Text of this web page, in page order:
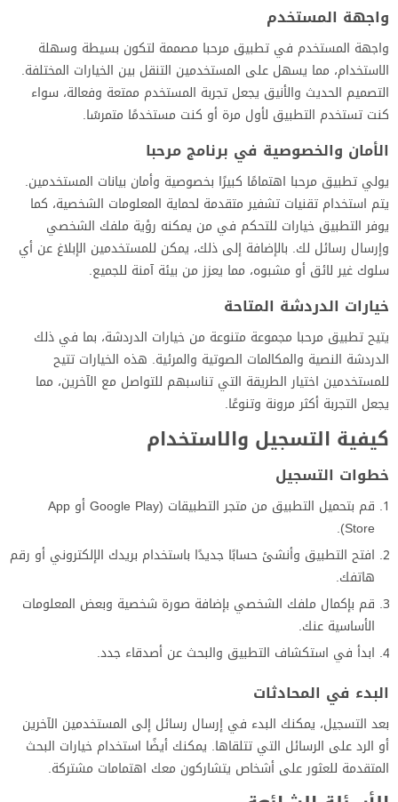
واجهة المستخدم
واجهة المستخدم في تطبيق مرحبا مصممة لتكون بسيطة وسهلة
الاستخدام، مما يسهل على المستخدمين التنقل بين الخيارات المختلفة.
التصميم الحديث والأنيق يجعل تجربة المستخدم ممتعة وفعالة، سواء
كنت تستخدم التطبيق لأول مرة أو كنت مستخدمًا متمرسًا.
الأمان والخصوصية في برنامج مرحبا
يولي تطبيق مرحبا اهتمامًا كبيرًا بخصوصية وأمان بيانات المستخدمين.
يتم استخدام تقنيات تشفير متقدمة لحماية المعلومات الشخصية، كما
يوفر التطبيق خيارات للتحكم في من يمكنه رؤية ملفك الشخصي
وإرسال رسائل لك. بالإضافة إلى ذلك، يمكن للمستخدمين الإبلاغ عن أي
سلوك غير لائق أو مشبوه، مما يعزز من بيئة آمنة للجميع.
خيارات الدردشة المتاحة
يتيح تطبيق مرحبا مجموعة متنوعة من خيارات الدردشة، بما في ذلك
الدردشة النصية والمكالمات الصوتية والمرئية. هذه الخيارات تتيح
للمستخدمين اختيار الطريقة التي تناسبهم للتواصل مع الآخرين، مما
يجعل التجربة أكثر مرونة وتنوعًا.
كيفية التسجيل والاستخدام
خطوات التسجيل
قم بتحميل التطبيق من متجر التطبيقات (Google Play أو App
Store).
افتح التطبيق وأنشئ حسابًا جديدًا باستخدام بريدك الإلكتروني أو رقم
هاتفك.
قم بإكمال ملفك الشخصي بإضافة صورة شخصية وبعض المعلومات
الأساسية عنك.
ابدأ في استكشاف التطبيق والبحث عن أصدقاء جدد.
البدء في المحادثات
بعد التسجيل، يمكنك البدء في إرسال رسائل إلى المستخدمين الآخرين
أو الرد على الرسائل التي تتلقاها. يمكنك أيضًا استخدام خيارات البحث
المتقدمة للعثور على أشخاص يتشاركون معك اهتمامات مشتركة.